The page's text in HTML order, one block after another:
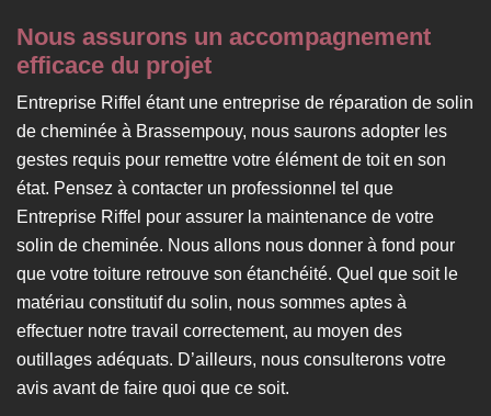
Nous assurons un accompagnement
efficace du projet
Entreprise Riffel étant une entreprise de réparation de solin
de cheminée à Brassempouy, nous saurons adopter les
gestes requis pour remettre votre élément de toit en son
état. Pensez à contacter un professionnel tel que
Entreprise Riffel pour assurer la maintenance de votre
solin de cheminée. Nous allons nous donner à fond pour
que votre toiture retrouve son étanchéité. Quel que soit le
matériau constitutif du solin, nous sommes aptes à
effectuer notre travail correctement, au moyen des
outillages adéquats. D’ailleurs, nous consulterons votre
avis avant de faire quoi que ce soit.